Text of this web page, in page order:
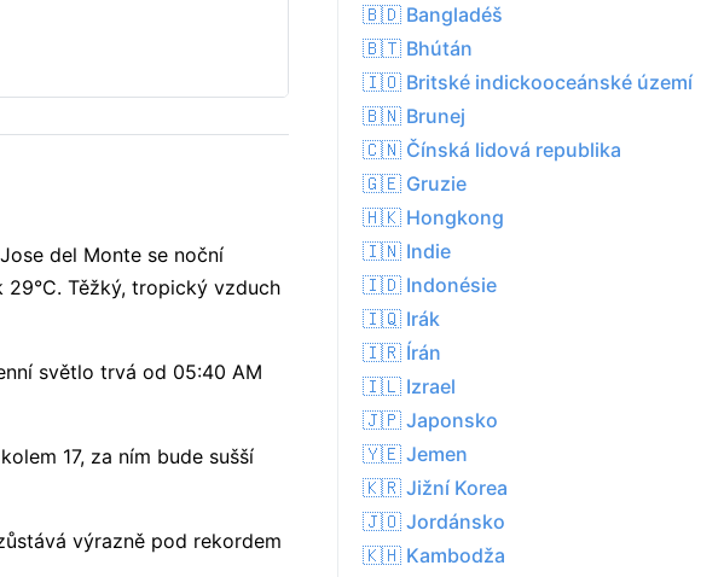
del Monte se noční
Těžký, tropický vzduch
světlo trvá od 05:40 AM
17, za ním bude sušší
výrazně pod rekordem
🇧🇩 Bangladéš
🇧🇹 Bhútán
🇮🇴 Britské indickooceánské území
🇧🇳 Brunej
🇨🇳 Čínská lidová republika
🇬🇪 Gruzie
🇭🇰 Hongkong
🇮🇳 Indie
🇮🇩 Indonésie
🇮🇶 Irák
🇮🇷 Írán
🇮🇱 Izrael
🇯🇵 Japonsko
🇾🇪 Jemen
🇰🇷 Jižní Korea
🇯🇴 Jordánsko
🇰🇭 Kambodža